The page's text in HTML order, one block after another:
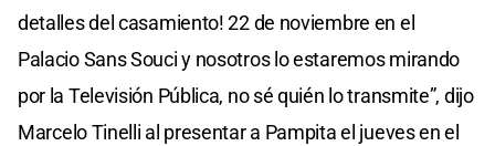
detalles del casamiento! 22 de noviembre en el
Palacio Sans Souci y nosotros lo estaremos mirando
por la Televisión Pública, no sé quién lo transmite”, dijo
Marcelo Tinelli al presentar a Pampita el jueves en el